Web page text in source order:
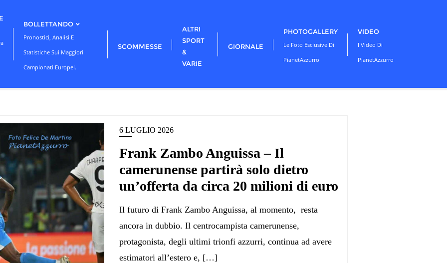
BOLLETTANDO
Pronostici, Analisi E
Statistiche Sui Maggiori
Campionati Europei.
SCOMMESSE
ALTRI
SPORT
&
VARIE
GIORNALE
PHOTOGALLERY
Le Foto Esclusive Di
PianetAzzurro
VIDEO
I Video Di
PianetAzzurro
6 LUGLIO 2026
Frank Zambo Anguissa – Il
camerunense partirà solo dietro
un’offerta da circa 20 milioni di euro
Il futuro di Frank Zambo Anguissa, al momento, resta
ancora in dubbio. Il centrocampista camerunense,
protagonista, degli ultimi trionfi azzurri, continua ad avere
estimatori all’estero e, […]